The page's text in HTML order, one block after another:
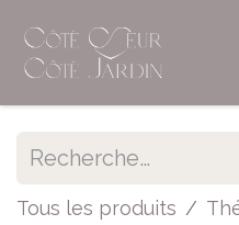
Tous les produits